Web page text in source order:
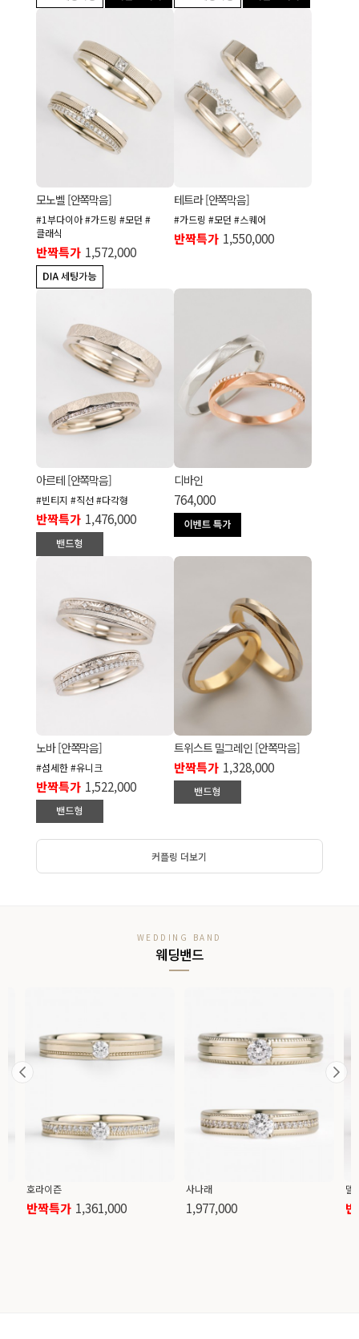
모노벨 [안쪽막음]
#1부다이아 #가드링 #모던 #
클래식
반짝특가 1,572,000
테트라 [안쪽막음]
#가드링 #모던 #스퀘어
반짝특가 1,550,000
아르테 [안쪽막음]
#빈티지 #직선 #다각형
반짝특가 1,476,000
디바인
764,000
노바 [안쪽막음]
#섬세한 #유니크
반짝특가 1,522,000
트위스트 밀그레인 [안쪽막음]
반짝특가 1,328,000
커플링 더보기
WEDDING BAND
웨딩밴드
호라이즌
반짝특가 1,361,000
사나래
1,977,000
델